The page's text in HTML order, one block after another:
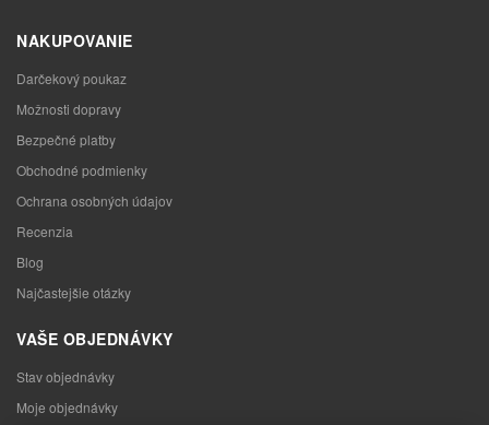
NAKUPOVANIE
Darčekový poukaz
Možnosti dopravy
Bezpečné platby
Obchodné podmienky
Ochrana osobných údajov
Recenzia
Blog
Najčastejšie otázky
VAŠE OBJEDNÁVKY
Stav objednávky
Moje objednávky